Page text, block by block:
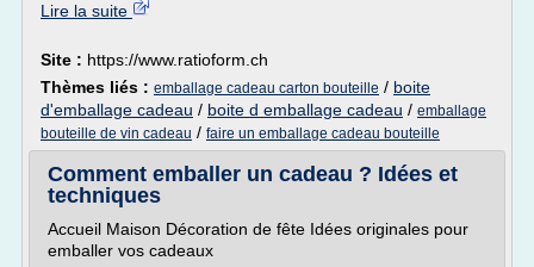
Lire la suite
Site : https://www.ratioform.ch
Thèmes liés : emballage cadeau carton bouteille / boite
d'emballage cadeau / boite d emballage cadeau / emballage
bouteille de vin cadeau / faire un emballage cadeau bouteille
Comment emballer un cadeau ? Idées et
techniques
Accueil Maison Décoration de fête Idées originales pour
emballer vos cadeaux